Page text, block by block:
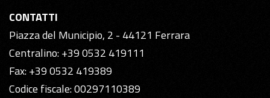
CONTATTI
Piazza del Municipio, 2 - 44121 Ferrara
Centralino: +39 0532 419111
Fax: +39 0532 419389
Codice fiscale: 00297110389